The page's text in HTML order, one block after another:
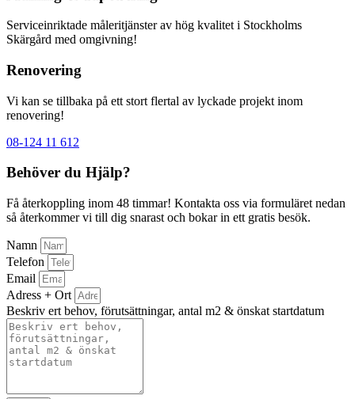
Serviceinriktade måleritjänster av hög kvalitet i Stockholms
Skärgård med omgivning!
Renovering
Vi kan se tillbaka på ett stort flertal av lyckade projekt inom
renovering!
08-124 11 612
Behöver du Hjälp?
Få återkoppling inom 48 timmar! Kontakta oss via formuläret nedan
så återkommer vi till dig snarast och bokar in ett gratis besök.
Namn
Telefon
Email
Adress + Ort
Beskriv ert behov, förutsättningar, antal m2 & önskat startdatum